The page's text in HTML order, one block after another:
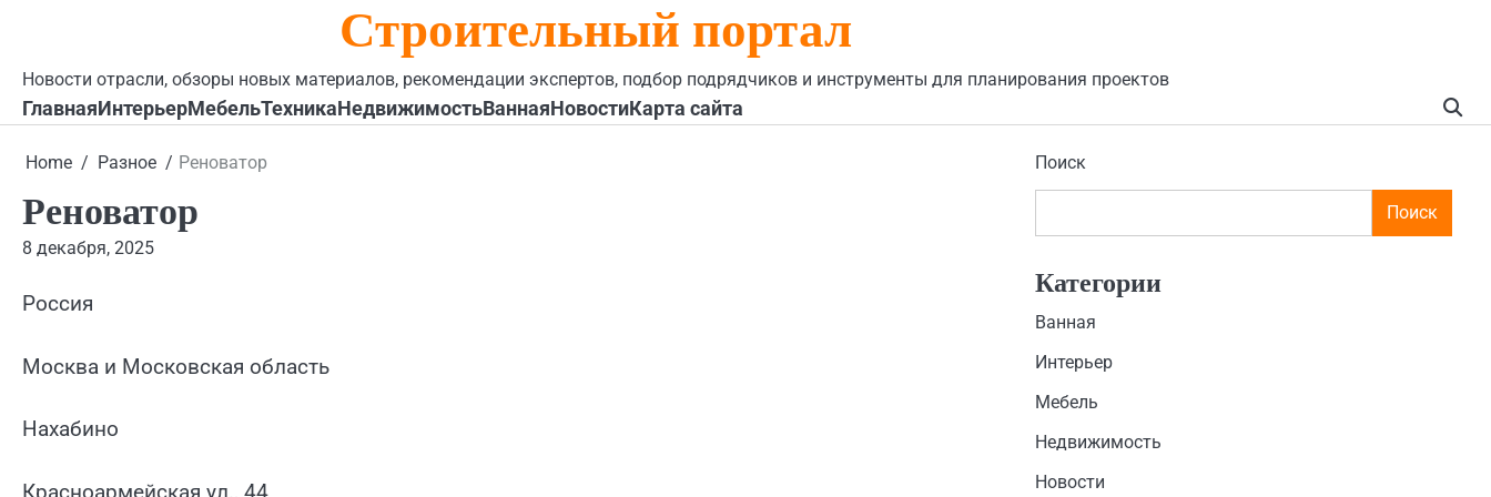
Строительный портал
Новости отрасли, обзоры новых материалов, рекомендации экспертов, подбор подрядчиков и инструменты для планирования проектов
ГлавнаяИнтерьерМебельТехникаНедвижимостьВаннаяНовостиКарта сайта
Home Разное Реноватор
Реноватор
8 декабря, 2025
Россия
Москва и Московская область
Нахабино
Красноармейская ул., 44
Поиск
Поиск
Категории
Ванная
Интерьер
Мебель
Недвижимость
Новости